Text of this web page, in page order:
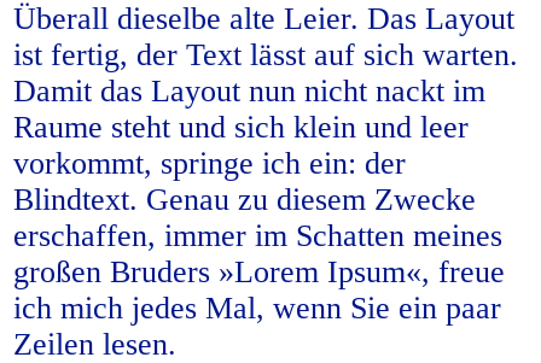
Überall dieselbe alte Leier. Das Layout
ist fertig, der Text lässt auf sich warten.
Damit das Layout nun nicht nackt im
Raume steht und sich klein und leer
vorkommt, springe ich ein: der
Blindtext. Genau zu diesem Zwecke
erschaffen, immer im Schatten meines
großen Bruders »Lorem Ipsum«, freue
ich mich jedes Mal, wenn Sie ein paar
Zeilen lesen.